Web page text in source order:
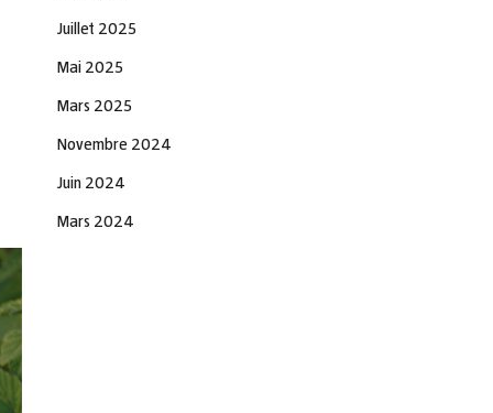
Juillet 2025
Mai 2025
Mars 2025
Novembre 2024
Juin 2024
Mars 2024